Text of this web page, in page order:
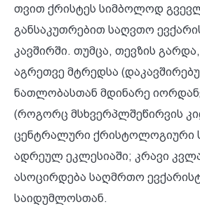
თვით ქრისტეს სიმბოლოდ
განსაკუთრებით საღვთო
კავშირში. თუმცა, თევზის
აგრეთვე მტრედსა
ნათლობასთან მდინარე
(როგორც მსხვერპლშეწირვის
ცენტრალური ქრისტოლოგიური
ადრეულ ეკლესიაში; კრავი
ასოცირდება საღმრთო
საიდუმლოსთან.